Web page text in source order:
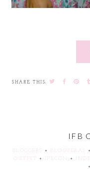
SHARE THIS:
IFB
BLOGGERS + BLOGUERAS
OUTFIT
+ IFBCON +